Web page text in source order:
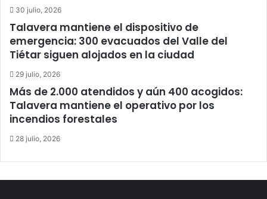
30 julio, 2026
Talavera mantiene el dispositivo de
emergencia: 300 evacuados del Valle del
Tiétar siguen alojados en la ciudad
29 julio, 2026
Más de 2.000 atendidos y aún 400 acogidos:
Talavera mantiene el operativo por los
incendios forestales
28 julio, 2026